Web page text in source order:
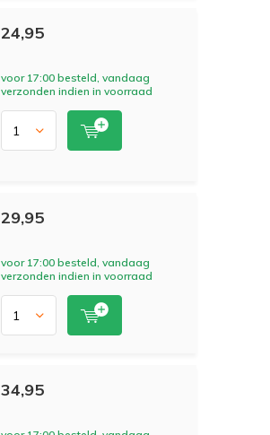
24,95
voor 17:00 besteld, vandaag
verzonden indien in voorraad
29,95
voor 17:00 besteld, vandaag
verzonden indien in voorraad
34,95